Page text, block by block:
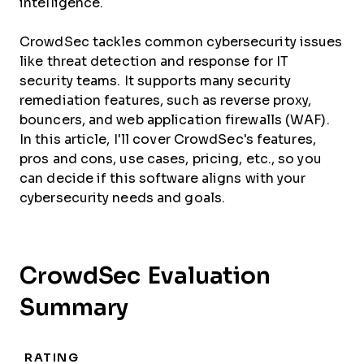
intelligence.
CrowdSec tackles common cybersecurity issues
like threat detection and response for IT
security teams. It supports many security
remediation features, such as reverse proxy,
bouncers, and web application firewalls (WAF).
In this article, I'll cover CrowdSec's features,
pros and cons, use cases, pricing, etc., so you
can decide if this software aligns with your
cybersecurity needs and goals.
CrowdSec Evaluation
Summary
RATING